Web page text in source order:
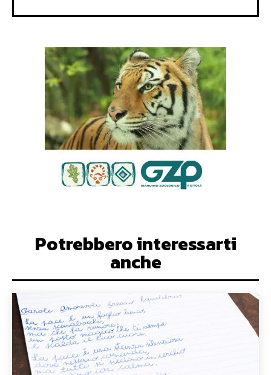
Potrebbero interessarti
anche